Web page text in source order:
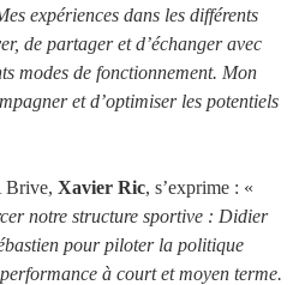
expériences dans les différents
de partager et d’échanger avec
modes de fonctionnement. Mon
et d’optimiser les potentiels
Brive, Xavier Ric, s’exprime : «
notre structure sportive : Didier
pour piloter la politique
à court et moyen terme.